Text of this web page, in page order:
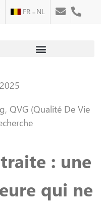
FR NL
, QVG (Qualité De Vie
: une
qui ne